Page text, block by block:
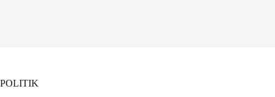
POLITIK